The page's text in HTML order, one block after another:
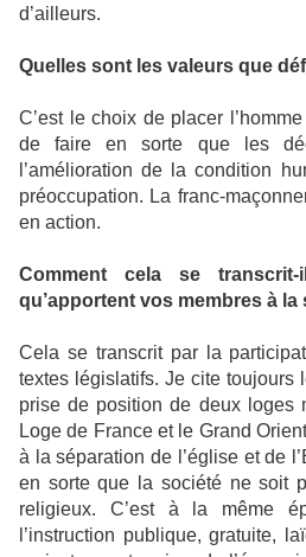
d’ailleurs.
Quelles sont les valeurs que
C’est le choix de placer
de faire en sorte que les
l’amélioration de la condition
préoccupation. La franc-
en action.
Comment cela se
qu’apportent vos membres à la
Cela se transcrit par la
textes législatifs. Je cite toujours
prise de position de deux loges
Loge de France et le Grand
à la séparation de l’église et de
en sorte que la société ne soit
religieux. C’est à la même
l’instruction publique, gratuite,